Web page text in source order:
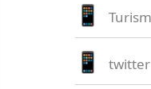
twitter